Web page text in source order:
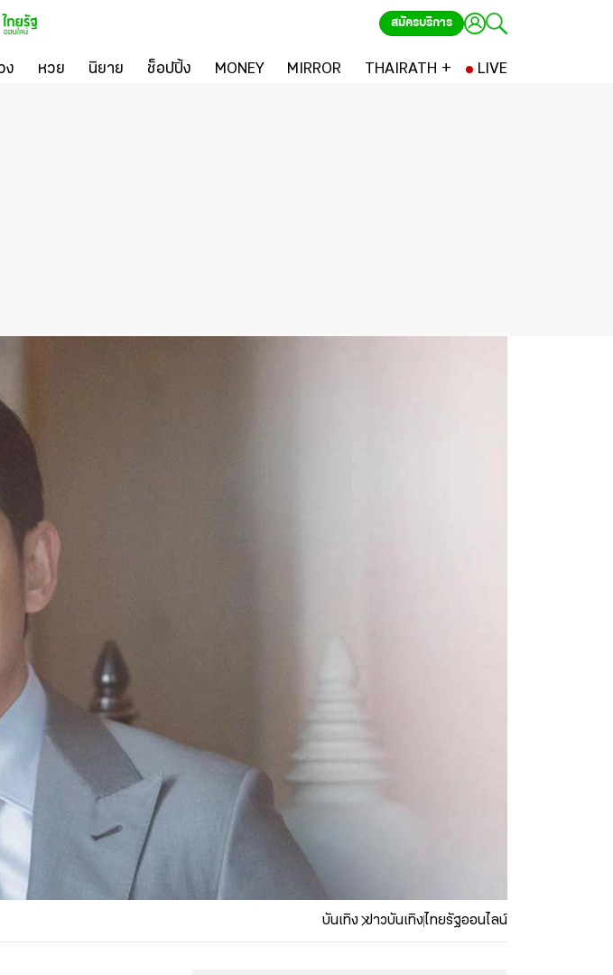
สมัครบริการ
ง หวย นิยาย ช็อปปิ้ง MONEY MIRROR THAIRATH + LIVE
บันเทิง ข่าวบันเทิงไทยรัฐออนไลน์